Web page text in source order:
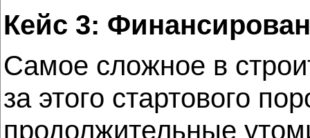
Кейс 3:
Самое сложное в
за этого стартового
продолжительные